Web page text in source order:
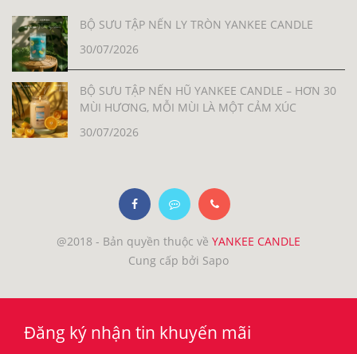
BỘ SƯU TẬP NẾN LY TRÒN YANKEE CANDLE
30/07/2026
BỘ SƯU TẬP NẾN HŨ YANKEE CANDLE – HƠN 30
MÙI HƯƠNG, MỖI MÙI LÀ MỘT CẢM XÚC
30/07/2026
@2018 - Bản quyền thuộc về YANKEE CANDLE
Cung cấp bởi Sapo
Đăng ký nhận tin khuyến mãi